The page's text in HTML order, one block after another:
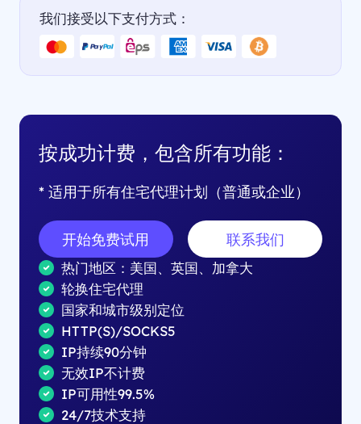
我们接受以下支付方式：
按成功计费，包含所有功能：
* 适用于所有住宅代理计划（普通或企业）
开始免费试用 联系我们
热门地区：美国、英国、加拿大
轮换住宅代理
国家和城市级别定位
HTTP(S)/SOCKS5
IP持续90分钟
无效IP不计费
IP可用性99.5%
24/7技术支持